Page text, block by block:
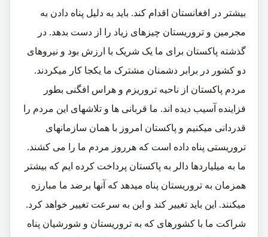
بیشتر در افغانستان اقدام کند. باید به دلیل پناه دادن به
مجرمین و تروریستان چیزهای زیاد را از دست بدهد. در
گذشته پاکستان برای ما یک شریک با ارزش بود و نیروهای
دو کشور در برابر دشمنان مشترک ما یکجا کار میکردند.
مردم پاکستان از ناحیه تروریزم و هراس افگنی بطور
فزاینده آسیب دیده اند. ما قربانی ها و تلاشهای این مردم را
قدردانی میکنیم و پاکستان امروز با همان سازمانهای
تروریستی پناه داده است که هرروز مردم ما را می کشند.
ما به میلیاردها دالر به پاکستان پرداخت کرده ایم که بیشتر
همزمان به تروریستان پناه میدهد که آنها برضد ما مبارزه
میکنند. این باید تغییر کند و این به سرعت تغییر خواهد کرد.
شراکت ما با کشورهای که به تروریستان و شورشیان پناه